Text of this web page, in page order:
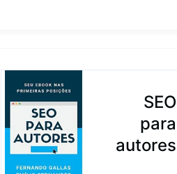
SEO
para
autores